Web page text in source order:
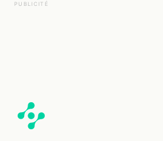
PUBLICITÉ